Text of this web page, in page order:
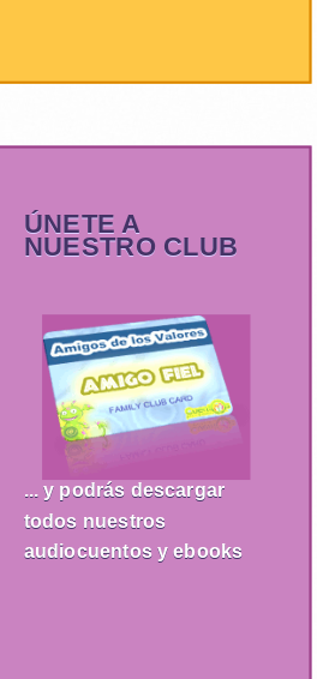
ÚNETE A
NUESTRO CLUB
... y podrás descargar
todos nuestros
audiocuentos y ebooks